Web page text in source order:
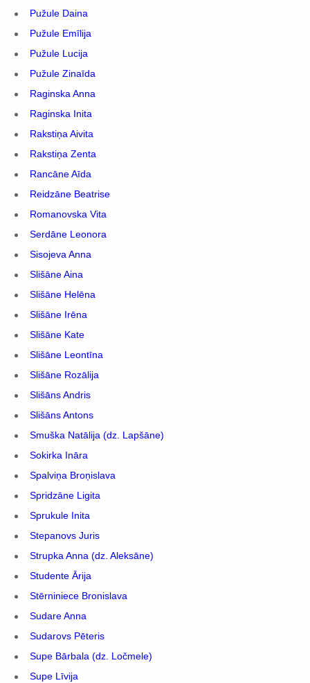
Pužule Daina
Pužule Emīlija
Pužule Lucija
Pužule Zinaīda
Raginska Anna
Raginska Inita
Rakstiņa Aivita
Rakstiņa Zenta
Rancāne Aīda
Reidzāne Beatrise
Romanovska Vita
Serdāne Leonora
Sisojeva Anna
Slišāne Aina
Slišāne Helēna
Slišāne Irēna
Slišāne Kate
Slišāne Leontīna
Slišāne Rozālija
Slišāns Andris
Slišāns Antons
Smuška Natālija (dz. Lapšāne)
Sokirka Ināra
Spalviņa Broņislava
Spridzāne Ligita
Sprukule Inita
Stepanovs Juris
Strupka Anna (dz. Aleksāne)
Studente Ārija
Stērniniece Bronislava
Sudare Anna
Sudarovs Pēteris
Supe Bārbala (dz. Ločmele)
Supe Līvija